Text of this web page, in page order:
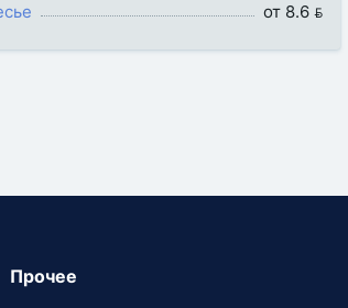
от 8.6 
Прочее